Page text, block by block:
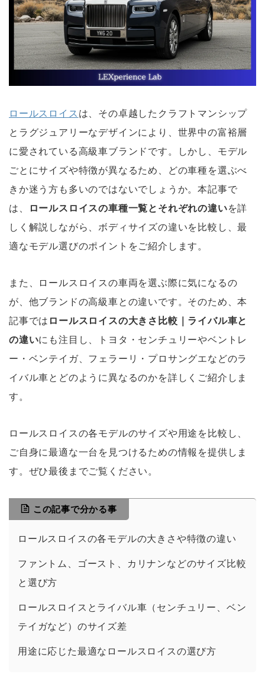
ロールスロイス は、その卓越したクラフトマンシップ
とラグジュアリーなデザインにより、世界中の富裕層
に愛されている高級車ブランドです。しかし、モデル
ごとにサイズや特徴が異なるため、どの車種を選ぶべ
きか迷う方も多いのではないでしょうか。本記事で
は、
ロールスロイスの車種一覧とそれぞれの違いを詳
しく解説しながら、ボディサイズの違いを比較し、最
適なモデル選びのポイントをご紹介します。
また、ロールスロイスの車両を選ぶ際に気になるの
が、他ブランドの高級車との違いです。そのため、本
記事では ロールスロイスの大きさ比較｜ライバル車と
の違いにも注目し、トヨタ・センチュリーやベントレ
ー・ベンテイガ、フェラーリ・プロサングエなどのラ
イバル車とどのように異なるのかを詳しくご紹介しま
す。
ロールスロイスの各モデルのサイズや用途を比較し、
ご自身に最適な一台を見つけるための情報を提供しま
す。ぜひ最後までご覧ください。
この記事で分かる事
ロールスロイスの各モデルの大きさや特徴の違い
ファントム、ゴースト、カリナンなどのサイズ比較
と選び方
ロールスロイスとライバル車（センチュリー、ベン
テイガなど）のサイズ差
用途に応じた最適なロールスロイスの選び方